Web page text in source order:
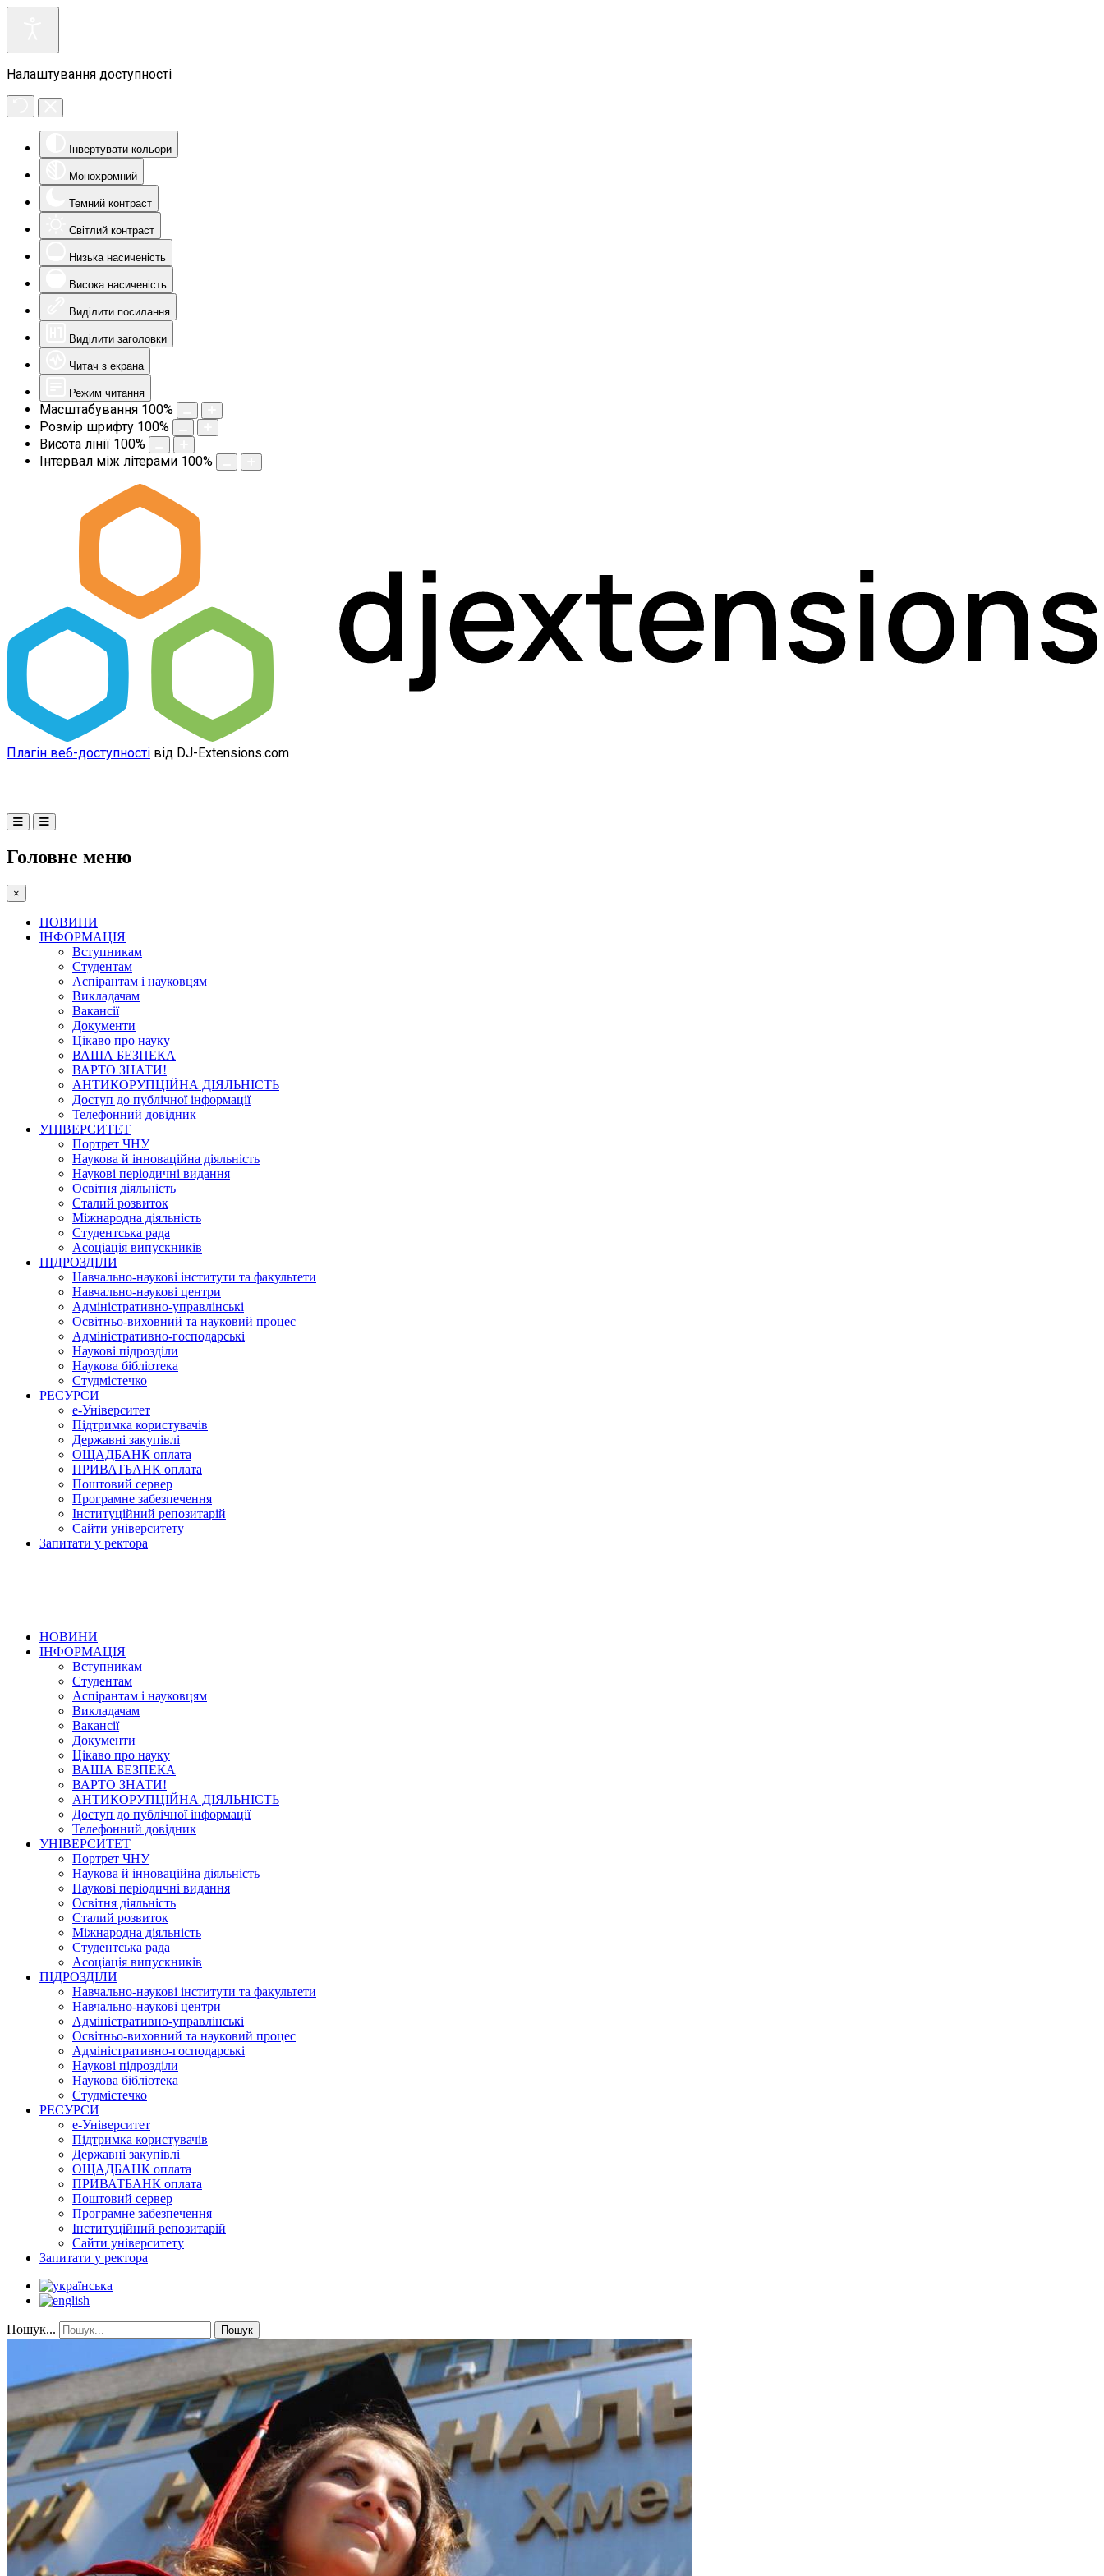
Налаштування доступності
Інвертувати кольори
Монохромний
Темний контраст
Світлий контраст
Низька насиченість
Висока насиченість
Виділити посилання
Виділити заголовки
Читач з екрана
Режим читання
Масштабування 100%
Розмір шрифту 100%
Висота лінії 100%
Інтервал між літерами 100%
Плагін веб-доступності від DJ-Extensions.com
Головне меню
×
НОВИНИ
ІНФОРМАЦІЯ
Вступникам
Студентам
Аспірантам і науковцям
Викладачам
Вакансії
Документи
Цікаво про науку
ВАША БЕЗПЕКА
ВАРТО ЗНАТИ!
АНТИКОРУПЦІЙНА ДІЯЛЬНІСТЬ
Доступ до публічної інформації
Телефонний довідник
УНІВЕРСИТЕТ
Портрет ЧНУ
Наукова й інноваційна діяльність
Наукові періодичні видання
Освітня діяльність
Сталий розвиток
Міжнародна діяльність
Студентська рада
Асоціація випускників
ПІДРОЗДІЛИ
Навчально-наукові інститути та факультети
Навчально-наукові центри
Адміністративно-управлінські
Освітньо-виховний та науковий процес
Адміністративно-господарські
Наукові підрозділи
Наукова бібліотека
Студмістечко
РЕСУРСИ
е-Університет
Підтримка користувачів
Державні закупівлі
ОЩАДБАНК оплата
ПРИВАТБАНК оплата
Поштовий сервер
Програмне забезпечення
Інституційний репозитарій
Сайти університету
Запитати у ректора
НОВИНИ
ІНФОРМАЦІЯ
Вступникам
Студентам
Аспірантам і науковцям
Викладачам
Вакансії
Документи
Цікаво про науку
ВАША БЕЗПЕКА
ВАРТО ЗНАТИ!
АНТИКОРУПЦІЙНА ДІЯЛЬНІСТЬ
Доступ до публічної інформації
Телефонний довідник
УНІВЕРСИТЕТ
Портрет ЧНУ
Наукова й інноваційна діяльність
Наукові періодичні видання
Освітня діяльність
Сталий розвиток
Міжнародна діяльність
Студентська рада
Асоціація випускників
ПІДРОЗДІЛИ
Навчально-наукові інститути та факультети
Навчально-наукові центри
Адміністративно-управлінські
Освітньо-виховний та науковий процес
Адміністративно-господарські
Наукові підрозділи
Наукова бібліотека
Студмістечко
РЕСУРСИ
е-Університет
Підтримка користувачів
Державні закупівлі
ОЩАДБАНК оплата
ПРИВАТБАНК оплата
Поштовий сервер
Програмне забезпечення
Інституційний репозитарій
Сайти університету
Запитати у ректора
Пошук... Пошук